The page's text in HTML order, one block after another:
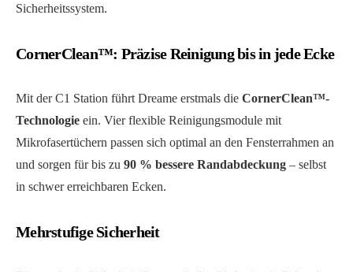
Sicherheitssystem.
CornerClean™: Präzise Reinigung bis in jede Ecke
Mit der C1 Station führt Dreame erstmals die CornerClean™-
Technologie ein. Vier flexible Reinigungsmodule mit
Mikrofasertüchern passen sich optimal an den Fensterrahmen an
und sorgen für bis zu 90 % bessere Randabdeckung – selbst
in schwer erreichbaren Ecken.
Mehrstufige Sicherheit